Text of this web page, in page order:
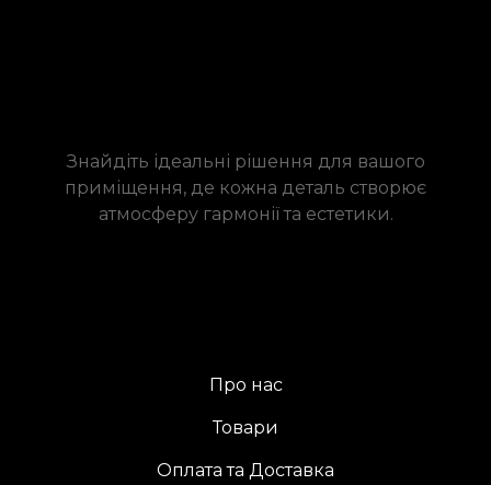
Знайдіть ідеальні рішення для вашого
приміщення, де кожна деталь створює
атмосферу гармонії та естетики.
Про нас
Товари
Оплата та Доставка